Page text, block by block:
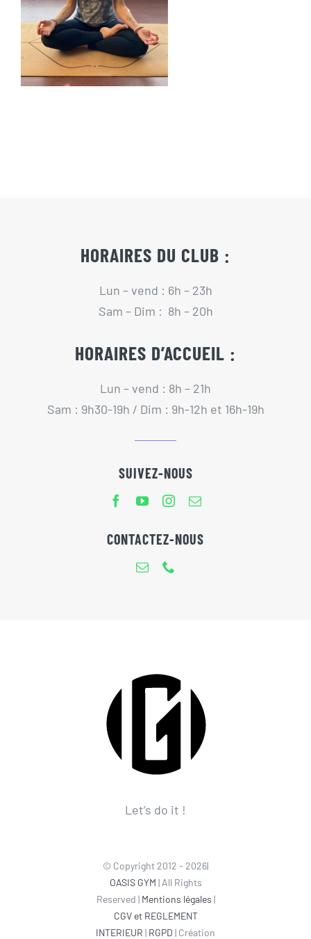
Actualités
Contact
HORAIRES DU CLUB :
Lun – vend : 6h – 23h
Sam – Dim : 8h – 20h
HORAIRES D’ACCUEIL :
Lun – vend : 8h – 21h
Sam : 9h30-19h / Dim : 9h-12h et 16h-19h
SUIVEZ-NOUS
CONTACTEZ-NOUS
Let’s do it !
© Copyright 2012 - 2026|
OASIS GYM | All Rights
Reserved | Mentions légales |
CGV et REGLEMENT
INTERIEUR | RGPD | Création